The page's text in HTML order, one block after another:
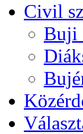
Civil
Buji